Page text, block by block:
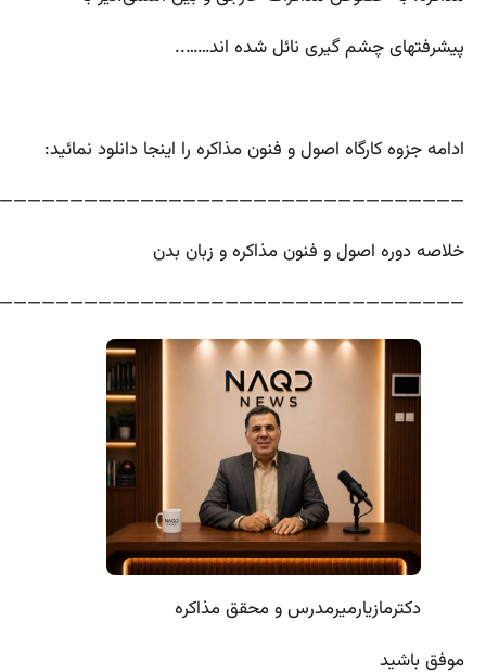
پیشرفتهای چشم گیری نائل شده اند……..
ادامه جزوه کارگاه اصول و فنون مذاکره را اینجا دانلود نمائید:
خلاصه دوره اصول و فنون مذاکره و زبان بدن
دکترمازیارمیرمدرس و محقق مذاکره
موفق باشید